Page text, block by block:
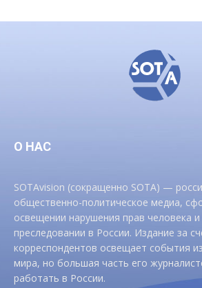
О НАС
SOTAvision (сокращенно SOTA) —
общественно-политическое медиа,
освещении нарушения прав человека
преследовании в России. Издание за
корреспондентов освещает события
мира, но большая часть его
работать в России.